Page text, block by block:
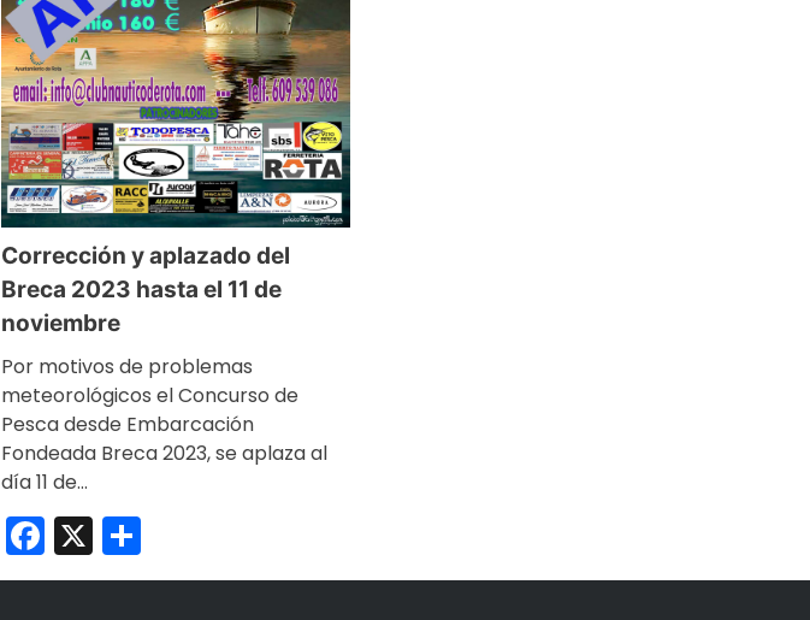
Corrección y aplazado del
Breca 2023 hasta el 11 de
noviembre
Por motivos de problemas
meteorológicos el Concurso de
Pesca desde Embarcación
Fondeada Breca 2023, se aplaza al
día 11 de…
Facebook
X